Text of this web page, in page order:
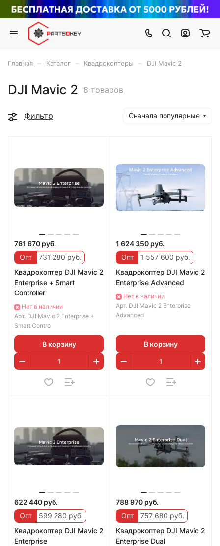
Главная Каталог Квадрокоптеры DJI Mavic 2
DJI Mavic 2 8 товаров
Фильтр Сначала популярные
761 670 руб.
Опт
731 280 руб.
Квадрокоптер DJI Mavic 2
Enterprise + Smart
Controller
Нет в наличии
Арт. DJI Mavic 2 Enterprise +
Smart Contro
В корзину
1 624 350 руб.
Опт
1 557 600 руб.
Квадрокоптер DJI Mavic 2
Enterprise Advanced
Нет в наличии
Арт. DJI Mavic 2 Enterprise
Advanced
В корзину
622 440 руб.
Опт
599 280 руб.
Квадрокоптер DJI Mavic 2
Enterprise
788 970 руб.
Опт
757 680 руб.
Квадрокоптер DJI Mavic 2
Enterprise Dual